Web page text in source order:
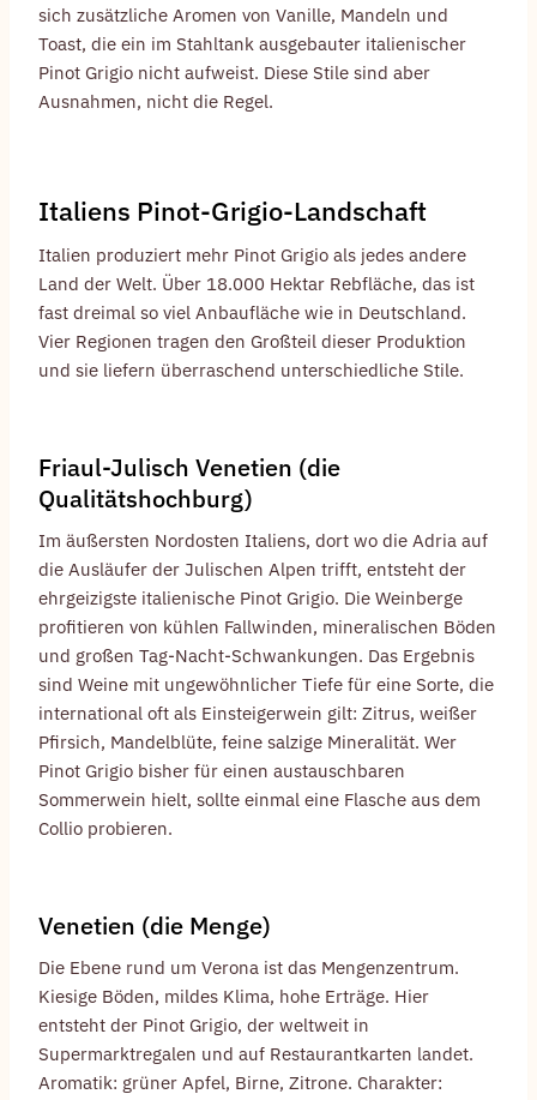
sich zusätzliche Aromen von Vanille, Mandeln und
Toast, die ein im Stahltank ausgebauter italienischer
Pinot Grigio nicht aufweist. Diese Stile sind aber
Ausnahmen, nicht die Regel.
Italiens Pinot-Grigio-Landschaft
Italien produziert mehr Pinot Grigio als jedes andere
Land der Welt. Über 18.000 Hektar Rebfläche, das ist
fast dreimal so viel Anbaufläche wie in Deutschland.
Vier Regionen tragen den Großteil dieser Produktion
und sie liefern überraschend unterschiedliche Stile.
Friaul-Julisch Venetien (die
Qualitätshochburg)
Im äußersten Nordosten Italiens, dort wo die Adria auf
die Ausläufer der Julischen Alpen trifft, entsteht der
ehrgeizigste italienische Pinot Grigio. Die Weinberge
profitieren von kühlen Fallwinden, mineralischen Böden
und großen Tag-Nacht-Schwankungen. Das Ergebnis
sind Weine mit ungewöhnlicher Tiefe für eine Sorte, die
international oft als Einsteigerwein gilt: Zitrus, weißer
Pfirsich, Mandelblüte, feine salzige Mineralität. Wer
Pinot Grigio bisher für einen austauschbaren
Sommerwein hielt, sollte einmal eine Flasche aus dem
Collio probieren.
Venetien (die Menge)
Die Ebene rund um Verona ist das Mengenzentrum.
Kiesige Böden, mildes Klima, hohe Erträge. Hier
entsteht der Pinot Grigio, der weltweit in
Supermarktregalen und auf Restaurantkarten landet.
Aromatik: grüner Apfel, Birne, Zitrone. Charakter: